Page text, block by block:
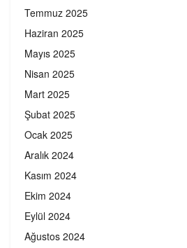
Temmuz 2025
Haziran 2025
Mayıs 2025
Nisan 2025
Mart 2025
Şubat 2025
Ocak 2025
Aralık 2024
Kasım 2024
Ekim 2024
Eylül 2024
Ağustos 2024